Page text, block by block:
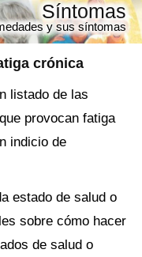
crónica
Síntomas
y sus síntomas
listado de las
provocan fatiga
indicio de
estado de salud o
sobre cómo hacer
de salud o